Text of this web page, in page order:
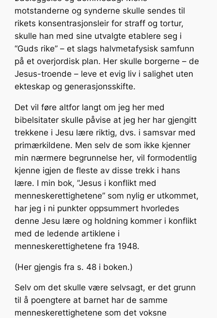
motstanderne og synderne skulle sendes til
rikets konsentrasjonsleir for straff og tortur,
skulle han med sine utvalgte etablere seg i
“Guds rike” – et slags halvmetafysisk samfunn
på et overjordisk plan. Her skulle borgerne – de
Jesus-troende – leve et evig liv i salighet uten
ekteskap og generasjonsskifte.
Det vil føre altfor langt om jeg her med
bibelsitater skulle påvise at jeg her har gjengitt
trekkene i Jesu lære riktig, dvs. i samsvar med
primærkildene. Men selv de som ikke kjenner
min nærmere begrunnelse her, vil formodentlig
kjenne igjen de fleste av disse trekk i hans
lære. I min bok, ”Jesus i konflikt med
menneskerettighetene” som nylig er utkommet,
har jeg i ni punkter oppsummert hvorledes
denne Jesu lære og holdning kommer i konflikt
med de ledende artiklene i
menneskerettighetene fra 1948.
(Her gjengis fra s. 48 i boken.)
Selv om det skulle være selvsagt, er det grunn
til å poengtere at barnet har de samme
menneskerettighetene som det voksne